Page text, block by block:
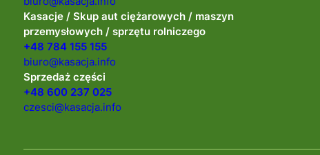
Kasacje / Skup aut ciężarowych / maszyn
przemysłowych / sprzętu rolniczego
+48 784 155 155
biuro@kasacja.info
Sprzedaż części
+48 600 237 025
czesci@kasacja.info